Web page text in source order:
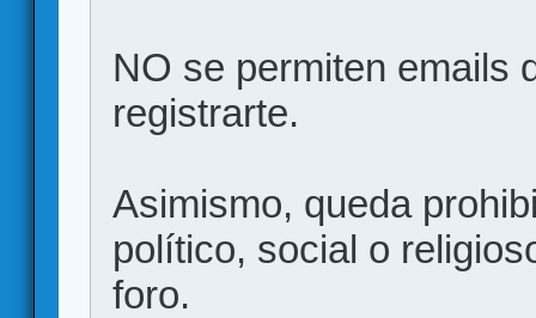
NO se permiten emails
registrarte.
Asimismo, queda
político, social o
foro.